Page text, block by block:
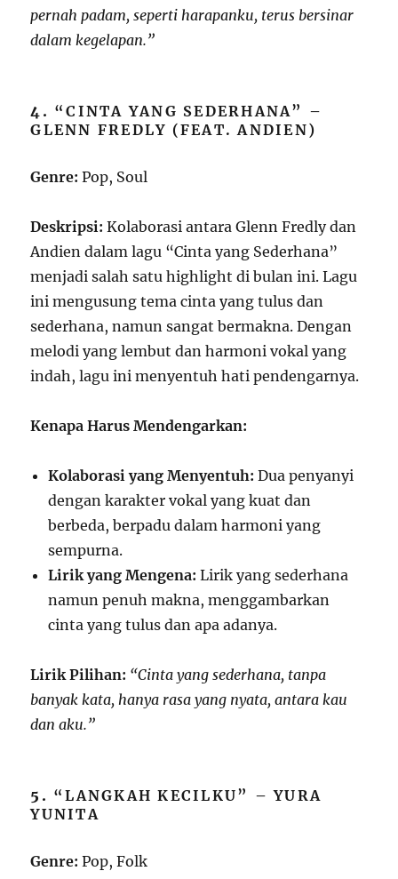
pernah padam, seperti harapanku, terus bersinar
dalam kegelapan.”
4. “CINTA YANG SEDERHANA” –
GLENN FREDLY (FEAT. ANDIEN)
Genre: Pop, Soul
Deskripsi: Kolaborasi antara Glenn Fredly dan
Andien dalam lagu “Cinta yang Sederhana”
menjadi salah satu highlight di bulan ini. Lagu
ini mengusung tema cinta yang tulus dan
sederhana, namun sangat bermakna. Dengan
melodi yang lembut dan harmoni vokal yang
indah, lagu ini menyentuh hati pendengarnya.
Kenapa Harus Mendengarkan:
Kolaborasi yang Menyentuh: Dua penyanyi
dengan karakter vokal yang kuat dan
berbeda, berpadu dalam harmoni yang
sempurna.
Lirik yang Mengena: Lirik yang sederhana
namun penuh makna, menggambarkan
cinta yang tulus dan apa adanya.
Lirik Pilihan: “Cinta yang sederhana, tanpa
banyak kata, hanya rasa yang nyata, antara kau
dan aku.”
5. “LANGKAH KECILKU” – YURA
YUNITA
Genre: Pop, Folk